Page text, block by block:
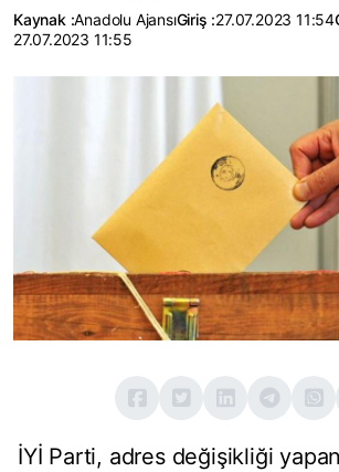
Kaynak :Anadolu AjansıGiriş :27.07.2023 11:54
27.07.2023 11:55
İYİ Parti, adres değişikliği